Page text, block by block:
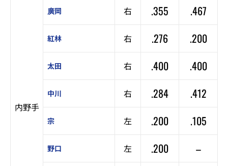
内野手
廣岡 右 .355 .467
紅林 右 .276 .200
太田 右 .400 .400
中川 右 .284 .412
宗 左 .200 .105
野口 左 .200 –